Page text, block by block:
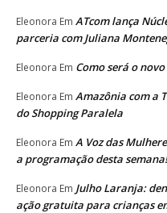
Eleonora Em ATcom lança
parceria com Juliana
Eleonora Em Como será o
Eleonora Em Amazônia com a
do Shopping Paralela
Eleonora Em A Voz das
a programação desta semana!
Eleonora Em Julho Laranja:
ação gratuita para crianças